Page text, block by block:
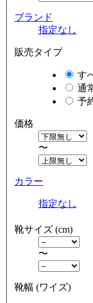
ブランド
指定なし
販売タイプ
す
通
予
価格
〜
カラー
指定なし
靴サイズ (cm)
〜
靴幅 (ワイズ)